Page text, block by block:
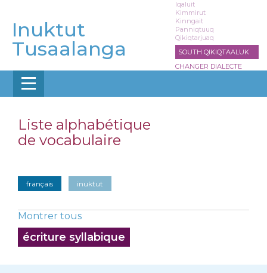
contenu
principal
Inuktut
Tusaalanga
Iqaluit
Kimmirut
Kinngait
Panniqtuuq
Qikiqtarjuaq
SOUTH QIKIQTAALUK
CHANGER DIALECTE
Liste alphabétique
de vocabulaire
français inuktut
Montrer tous
écriture syllabique